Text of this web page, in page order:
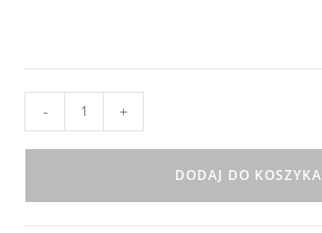
Kurtka
- +
DODAJ DO KOSZYKA